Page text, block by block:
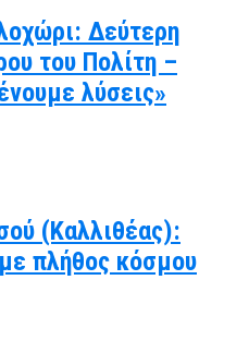
Δεύτερη
του Πολίτη –
λύσεις»
(Καλλιθέας):
πλήθος κόσμου